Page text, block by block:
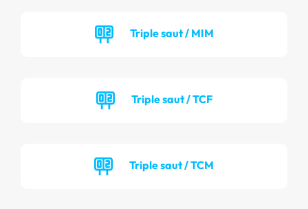
Triple saut / MIM
Triple saut / TCF
Triple saut / TCM